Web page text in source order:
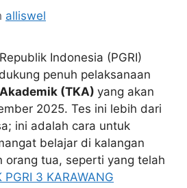
alliswel
Indonesia (PGRI)
penuh pelaksanaan
(TKA) yang akan
2025. Tes ini lebih dari
ini adalah cara untuk
belajar di kalangan
orang tua, seperti yang telah
PGRI 3 KARAWANG